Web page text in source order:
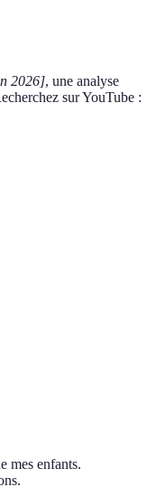
2026], une analyse
sur YouTube :
mes enfants.